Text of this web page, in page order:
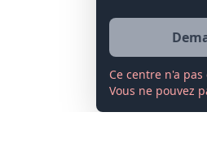
Ce centre n'a
Vous ne pouvez